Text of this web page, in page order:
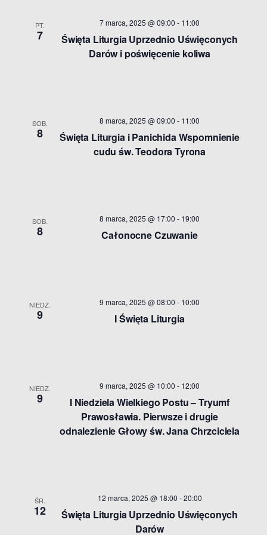
PT.
7
7 marca, 2025 @ 09:00 - 11:00
Święta Liturgia Uprzednio Uświęconych
Darów i poświęcenie koliwa
SOB.
8
8 marca, 2025 @ 09:00 - 11:00
Święta Liturgia i Panichida Wspomnienie
cudu św. Teodora Tyrona
SOB.
8
8 marca, 2025 @ 17:00 - 19:00
Całonocne Czuwanie
NIEDZ.
9
9 marca, 2025 @ 08:00 - 10:00
I Święta Liturgia
NIEDZ.
9
9 marca, 2025 @ 10:00 - 12:00
I Niedziela Wielkiego Postu – Tryumf
Prawosławia. Pierwsze i drugie
odnalezienie Głowy św. Jana Chrzciciela
ŚR.
12
12 marca, 2025 @ 18:00 -20:00
Święta Liturgia Uprzednio Uświęconych
Darów